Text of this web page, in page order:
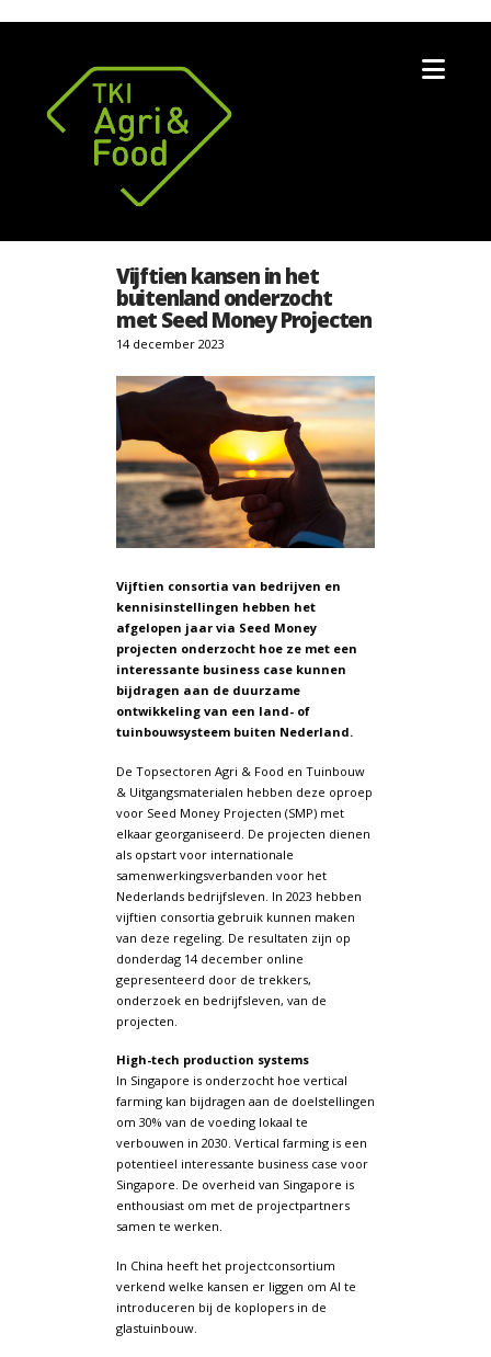
Vijftien kansen in het
buitenland onderzocht
met Seed Money Projecten
14 december 2023
Vijftien consortia van bedrijven en
kennisinstellingen hebben het
afgelopen jaar via Seed Money
projecten onderzocht hoe ze met een
interessante business case kunnen
bijdragen aan de duurzame
ontwikkeling van een land- of
tuinbouwsysteem buiten Nederland.
De Topsectoren Agri & Food en Tuinbouw
& Uitgangsmaterialen hebben deze oproep
voor Seed Money Projecten (SMP) met
elkaar georganiseerd. De projecten dienen
als opstart voor internationale
samenwerkingsverbanden voor het
Nederlands bedrijfsleven. In 2023 hebben
vijftien consortia gebruik kunnen maken
van deze regeling. De resultaten zijn op
donderdag 14 december online
gepresenteerd door de trekkers,
onderzoek en bedrijfsleven, van de
projecten.
High-tech production systems
In Singapore is onderzocht hoe vertical
farming kan bijdragen aan de doelstellingen
om 30% van de voeding lokaal te
verbouwen in 2030. Vertical farming is een
potentieel interessante business case voor
Singapore. De overheid van Singapore is
enthousiast om met de projectpartners
samen te werken.
In China heeft het projectconsortium
verkend welke kansen er liggen om AI te
introduceren bij de koplopers in de
glastuinbouw.